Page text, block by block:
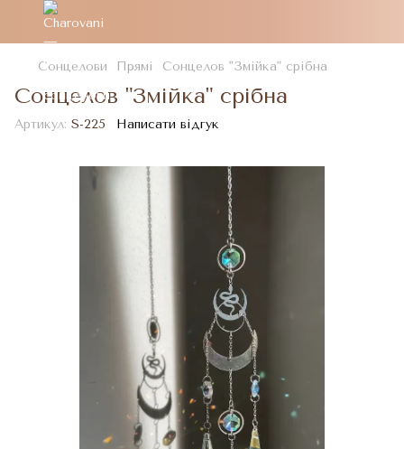
Сонцелови Прямі Сонцелов "Змійка" срібна
Сонцелов "Змійка" срібна
Артикул: S-225 Написати відгук